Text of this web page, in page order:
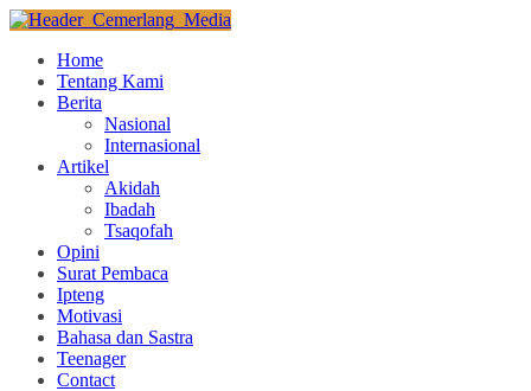
Home
Tentang Kami
Berita
Nasional
Internasional
Artikel
Akidah
Ibadah
Tsaqofah
Opini
Surat Pembaca
Ipteng
Motivasi
Bahasa dan Sastra
Teenager
Contact